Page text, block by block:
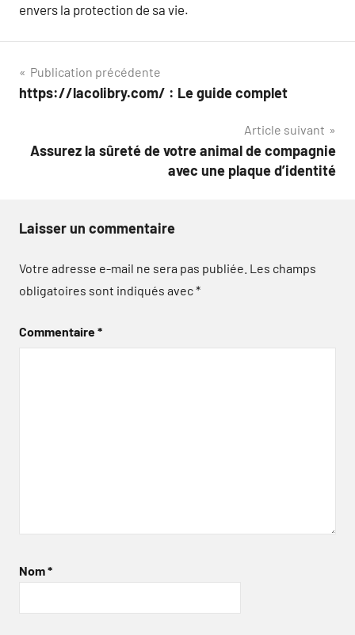
envers la protection de sa vie.
Navigation
de
Publication précédente
https://lacolibry.com/ : Le guide complet
Article suivant
Assurez la sûreté de votre animal de compagnie
avec une plaque d’identité
Laisser un commentaire
Votre adresse e-mail ne sera pas publiée. Les champs
obligatoires sont indiqués avec*
Commentaire*
Nom*